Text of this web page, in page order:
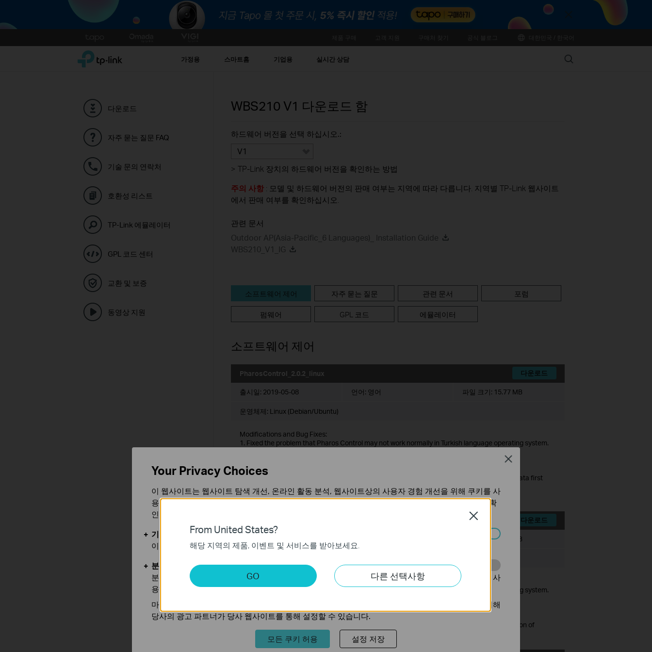
to
TP-Link, Reliably Smart 가정용 스마트홈 기업용 실시간 상담 Search
다운로드
자주 묻는 질문 FAQ
기술 문의 연락처
호환성 리스트
TP-Link 에뮬레이터
GPL 코드 센터
교환 및 보증
동영상 지원
WBS210 V1 다운로드 함
하드웨어 버전을 선택 하십시오.:
V1
> TP-Link 장치의 하드웨어 버전을 확인하는 방법
주의 사항 : 모델 및 하드웨어 버전의 판매 여부는 지역에 따라 다릅니다. 지역별 TP-Link 웹사이트
에서 판매 여부를 확인하십시오.
관련 문서
Outdoor AP(Asia-Pacific_6 Languages)_ Installation Guide
WBS210_V1_IG
소프트웨어 제어 자주 묻는 질문 관련 문서 포럼
펌웨어 GPL 코드 에뮬레이터
소프트웨어 제어
PharosControl_2.0.2_linux 다운로드
출시일: 2019-05-08 언어: 영어 파일 크기: 15.77 MB
운영체제: Linux (Debian/Ubuntu)
Modifications and Bug Fixes:
1. Fixed the problem that Pharos Control may not work normally in Turkish language operating system.
Notes:
1. When upgrading from the older version, it will cover previous data. So please backup the data first
before updating the software.
2. Pharos Control only supports JRE1.7 and JRE1.8.
다운로드
파일 크기:71.91 MB
Modifications and Bug Fixes:
1. Fixed the problem that Pharos Control may not work normally in Turkish language operating system.
Notes:
1. We suggest customers modify username and password after upgrading to the latest version of
Pharos Control to improve security level.
From United States?
해당 지역의 제품, 이벤트 및 서비스를 받아보세요.
GO 다른 선택사항
Close
Your Privacy Choices
이 웹사이트는 웹사이트 탐색 개선, 온라인 활동 분석, 웹사이트상의 사용자 경험 개선을 위해 쿠키를 사
용합니다. 귀하는 언제든지 쿠키 사용을 거부할 수 있습니다. 자세한 내용은개인정보 처리방침에서 확
인할 수 있습니다.
기본 쿠키
이 쿠키는 웹사이트가 작동하는 데 필요하며 사용자의 시스템에서 비활성화할 수 없습니다.
분석 및 마케팅 쿠키
분석 쿠키는 웹사이트의 기능을 개선하고 조정하기 위해 웹사이트에서의 사용자 활동을 분석하는 데 사
용하는 쿠키입니다.
마케팅 쿠키는 귀하의 관심사에 대한 프로필을 생성하고 다른 웹사이트에서 관련 광고를 표시하기 위해
당사의 광고 파트너가 당사 웹사이트를 통해 설정할 수 있습니다.
모든 쿠키 허용 설정 저장
Close